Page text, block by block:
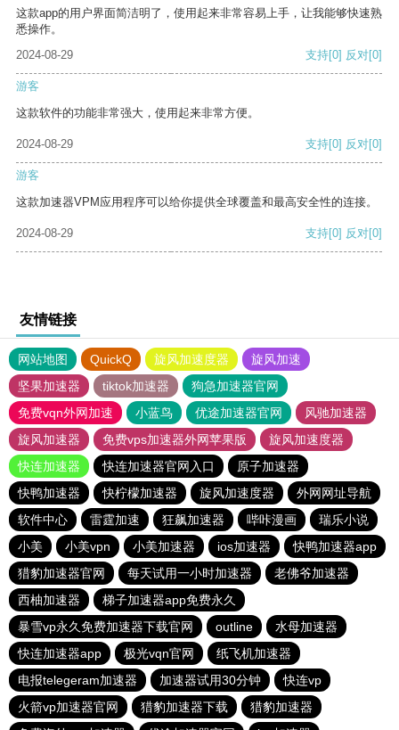
这款app的用户界面简洁明了，使用起来非常容易上手，让我能够快速熟
悉操作。
2024-08-29
支持[0] 反对[0]
游客
这款软件的功能非常强大，使用起来非常方便。
2024-08-29 支持[0] 反对[0]
游客
这款加速器VPM应用程序可以给你提供全球覆盖和最高安全性的连接。
2024-08-29 支持[0] 反对[0]
友情链接
网站地图 QuickQ 旋风加速度器
旋风加速
坚果加速器
tiktok加速器
狗急加速器官网
免费vqn外网加速
小蓝鸟 优途加速器官网
风驰加速器
旋风加速器
免费vps加速器外网苹果版
旋风加速度器
快连加速器
快连加速器官网入口
原子加速器
快鸭加速器
快柠檬加速器 旋风加速度器
外网网址导航
软件中心
雷霆加速 狂飙加速器 哔咔漫画
瑞乐小说
小美
小美vpn 小美加速器 ios加速器
快鸭加速器app
猎豹加速器官网
每天试用一小时加速器
老佛爷加速器
西柚加速器
梯子加速器app免费永久
暴雪vp永久免费加速器下载官网
outline
水母加速器
快连加速器app
极光vqn官网
纸飞机加速器
电报telegeram加速器
加速器试用30分钟
快连vp
火箭vp加速器官网
猎豹加速器下载
猎豹加速器